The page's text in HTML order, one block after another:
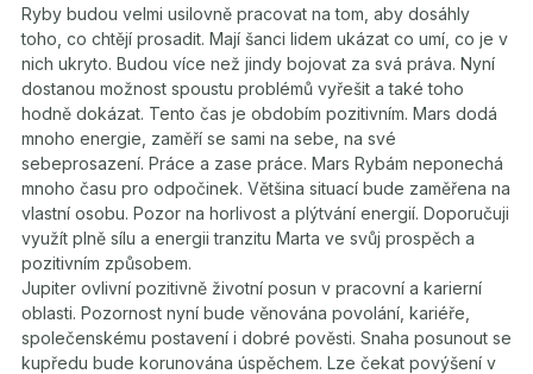
Ryby budou velmi usilovně pracovat na tom, aby dosáhly
toho, co chtějí prosadit. Mají šanci lidem ukázat co umí, co je v
nich ukryto. Budou více než jindy bojovat za svá práva. Nyní
dostanou možnost spoustu problémů vyřešit a také toho
hodně dokázat. Tento čas je obdobím pozitivním. Mars dodá
mnoho energie, zaměří se sami na sebe, na své
sebeprosazení. Práce a zase práce. Mars Rybám neponechá
mnoho času pro odpočinek. Většina situací bude zaměřena na
vlastní osobu. Pozor na horlivost a plýtvání energií. Doporučuji
využít plně sílu a energii tranzitu Marta ve svůj prospěch a
pozitivním způsobem.
Jupiter ovlivní pozitivně životní posun v pracovní a karierní
oblasti. Pozornost nyní bude věnována povolání, kariéře,
společenskému postavení i dobré pověsti. Snaha posunout se
kupředu bude korunována úspěchem. Lze čekat povýšení v